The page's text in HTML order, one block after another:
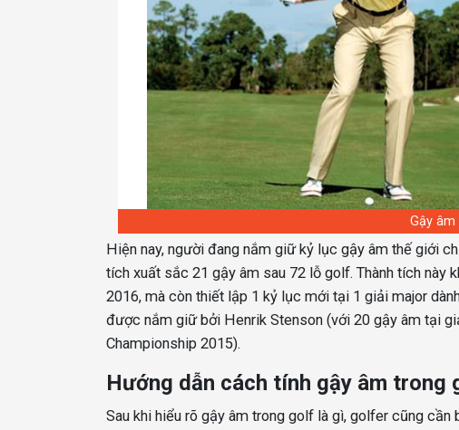
Gậy
Hiện nay, người đang nắm giữ kỷ lục gậy âm thế giới
tích xuất sắc 21 gậy âm sau 72 lỗ golf. Thành tích này
2016, mà còn thiết lập 1 kỷ lục mới tại 1 giải major
được nắm giữ bởi Henrik Stenson (với 20 gậy âm tại
Championship 2015).
Hướng dẫn cách tính gậy âm trong
Sau khi hiểu rõ gậy âm trong golf là gì, golfer cũng